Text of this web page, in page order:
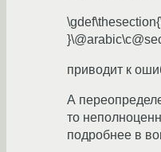
приводит к
А
то
подробнее в